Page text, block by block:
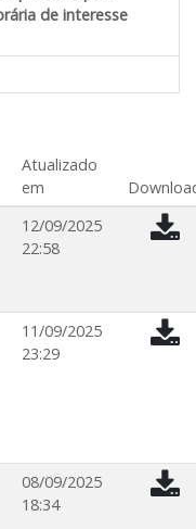
de interesse
Atualizado
em
12/09/2025
22:58
11/09/2025
23:29
08/09/2025
18:34